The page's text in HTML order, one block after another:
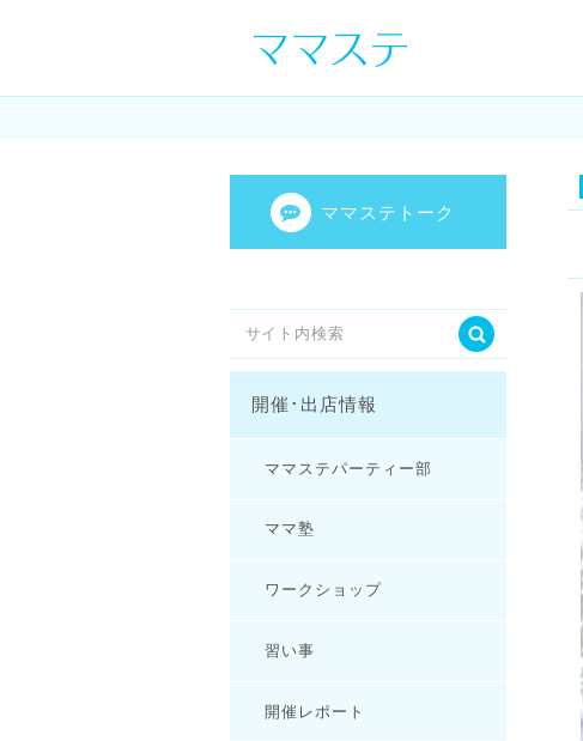
ママの才能発信し
ママステトーク
開催･出店情報
ママステパーティー部
ママ塾
ワークショップ
習い事
開催レポート